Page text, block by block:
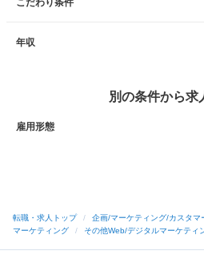
こだわり条件
年収
別の条件から求
雇用形態
転職・求人トップ / 企画/マーケティング/カスタマ
マーケティング
/ その他Web/デジタルマーケティ